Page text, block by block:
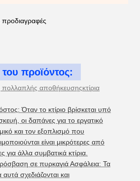
προϊόντος:
πολλαπλής αποθήκευσηςκτίρια
Όταν το κτίριο βρίσκεται υπό
οι δαπάνες για το εργατικό
και τον εξοπλισμό που
είναι μικρότερες από
για άλλα συμβατικά κτίρια.
σε πυρκαγιά Ασφάλεια: Τα
αυτά σχεδιάζονται και